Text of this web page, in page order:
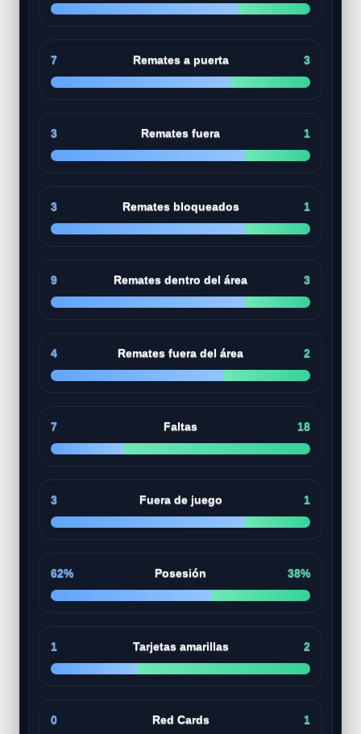
7 Remates a puerta 3
3 Remates fuera 1
3 Remates bloqueados 1
9 Remates dentro del área 3
4 Remates fuera del área 2
7 Faltas 18
3 Fuera de juego 1
62% Posesión 38%
1 Tarjetas amarillas 2
0 Red Cards 1